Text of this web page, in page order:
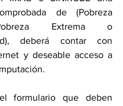
de (Pobreza
Extrema o
deberá contar con
y deseable acceso a
formulario que deben